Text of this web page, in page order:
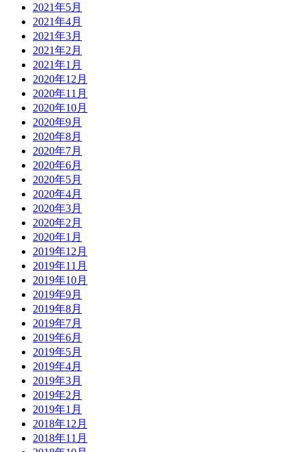
2021年5月
2021年4月
2021年3月
2021年2月
2021年1月
2020年12月
2020年11月
2020年10月
2020年9月
2020年8月
2020年7月
2020年6月
2020年5月
2020年4月
2020年3月
2020年2月
2020年1月
2019年12月
2019年11月
2019年10月
2019年9月
2019年8月
2019年7月
2019年6月
2019年5月
2019年4月
2019年3月
2019年2月
2019年1月
2018年12月
2018年11月